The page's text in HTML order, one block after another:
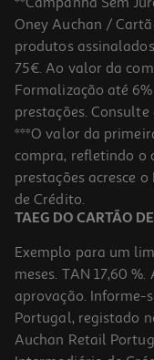
-10%
Livro Debaixo De Água
16.97 €/un
18,85 € PVP de editor
16,97 €
Oney Auchan /
produtos
75€. Ao valor da
Formalização até
prestações.
***O valor da
compra, refletindo o
prestações acresce
de Crédito.
TAEG DO CARTÃO
Exemplo para um
meses. TAN 17,60
aprovação. Informe-
Portugal, registado
Auchan Retail